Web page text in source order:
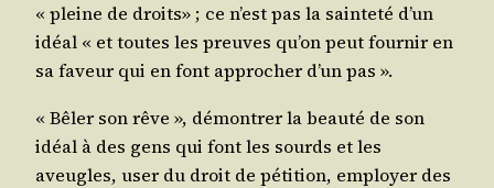
« pleine de droits» ; ce n’est pas la sain­te­té d’un
idéal « et toutes les preuves qu’on peut four­nir en
sa faveur qui en font appro­cher d’un pas ».
« Bêler son rêve », démon­trer la beau­té de son
idéal à des gens qui font les sourds et les
aveugles, user du droit de péti­tion, employer des